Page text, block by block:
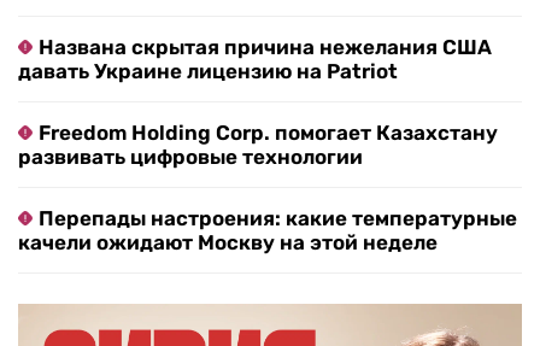
Названа скрытая причина нежелания США
давать Украине лицензию на Patriot
Freedom Holding Corp. помогает Казахстану
развивать цифровые технологии
Перепады настроения: какие температурные
качели ожидают Москву на этой неделе